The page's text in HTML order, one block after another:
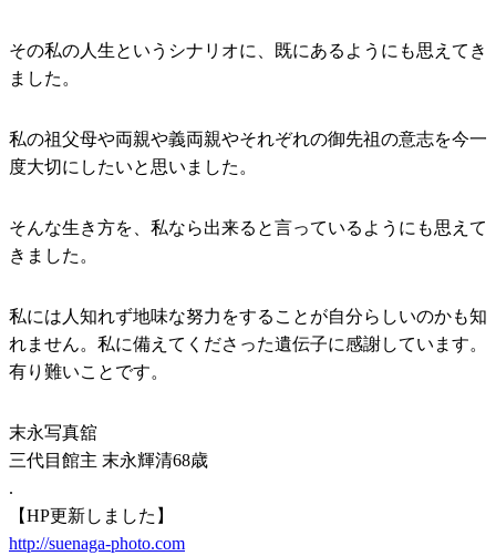
その私の人生というシナリオに、既にあるようにも思えてき
ました。
私の祖父母や両親や義両親やそれぞれの御先祖の意志を今一
度大切にしたいと思いました。
そんな生き方を、私なら出来ると言っているようにも思えて
きました。
私には人知れず地味な努力をすることが自分らしいのかも知
れません。私に備えてくださった遺伝子に感謝しています。
有り難いことです。
末永写真舘
三代目館主 末永輝清68歳
.
【HP更新しました】
http://suenaga-photo.com